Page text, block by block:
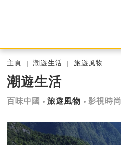
主頁 潮遊生活 旅遊風物
潮遊生活
百味中國 旅遊風物 影視時尚